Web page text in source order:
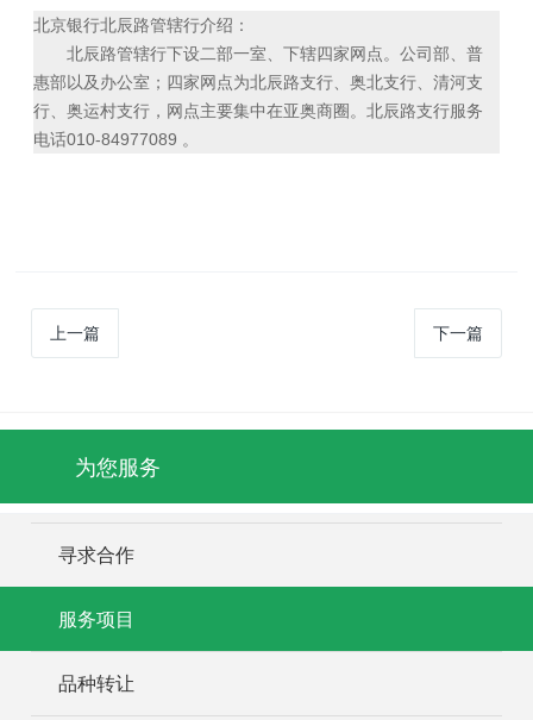
北京银行北辰路管辖行介绍：
北辰路管辖行下设二部一室、下辖四家网点。公司部、普
惠部以及办公室；四家网点为北辰路支行、奥北支行、清河支
行、奥运村支行，网点主要集中在亚奥商圈。北辰路支行服务
电话010-84977089 。
上一篇 下一篇
为您服务
寻求合作
服务项目
品种转让